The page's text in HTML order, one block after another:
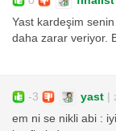
Yast kardeşim
daha zarar veriyor.
-3 yast |
em ni se nikli abi :